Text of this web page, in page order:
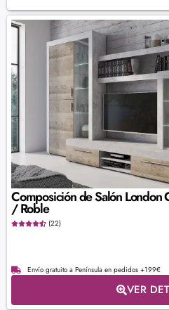
Composición de Salón London
/ Roble
(22)
Envío gratuito a Península en pedidos +199€
VER